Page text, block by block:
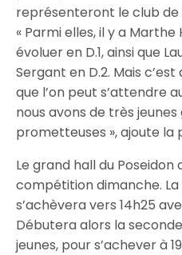
représenteront le club
« Parmi elles, il y a Marthe
évoluer en D.1, ainsi que
Sergant en D.2. Mais
que l’on peut s’attendre
nous avons de très
prometteuses », ajoute la
Le grand hall du
compétition dimanche.
s’achèvera vers 14h25
Débutera alors la
jeunes, pour s’achever à